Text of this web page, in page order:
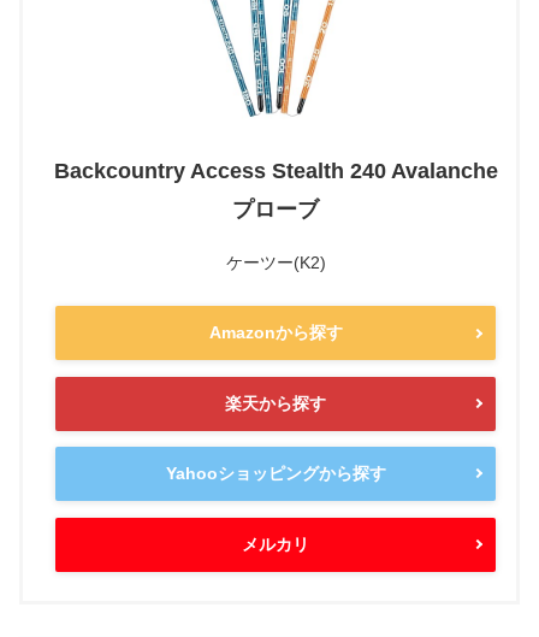
Backcountry Access Stealth 240 Avalanche
プローブ
ケーツー(K2)
Amazonから探す
楽天から探す
Yahooショッピングから探す
メルカリ